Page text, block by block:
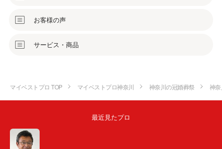
お客様の声
サービス・商品
マイベストプロ TOP マイベストプロ神奈川 神奈川の冠婚葬祭 神
最近見たプロ